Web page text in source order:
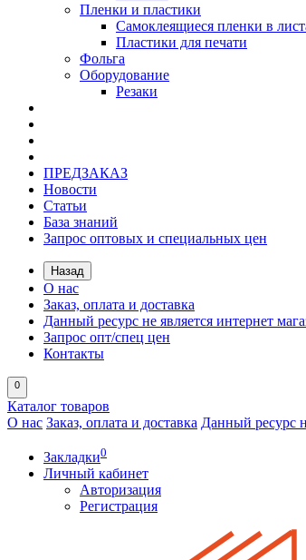
Пленки и пластики
Самоклеящиеся пленки в
Пластики для печати
Фольга
Оборудование
Резаки
ПРЕДЗАКАЗ
Новости
Статьи
База знаний
Запрос оптовых и специальных цен
Назад
О нас
Заказ, оплата и доставка
Данный ресурс не является интернет
Запрос опт/спец цен
Контакты
0
Каталог товаров
О нас Заказ, оплата и доставка Данный ресурс
Закладки0
Личный кабинет
Авторизация
Регистрация